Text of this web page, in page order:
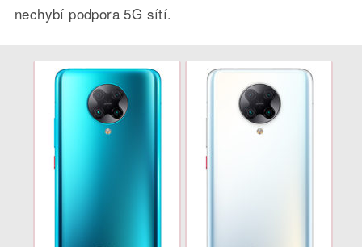
nechybí podpora 5G sítí.